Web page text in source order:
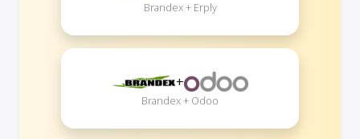
Brandex + Erply
+
Brandex + Odoo